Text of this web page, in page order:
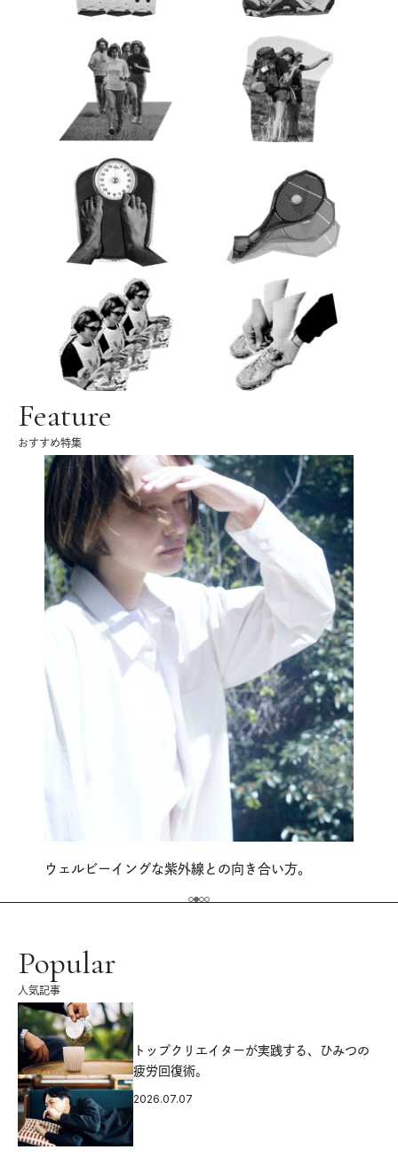
Feature
おすすめ特集
ウェルビーイングな紫外線との向き合い方。
Popular
人気記事
トップクリエイターが実践する、ひみつの
疲労回復術。
2026.07.07